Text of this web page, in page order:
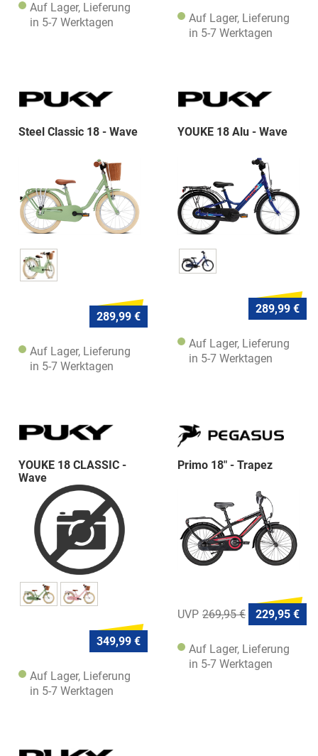
Auf Lager, Lieferung
in 5-7 Werktagen
Auf Lager, Lieferung
in 5-7 Werktagen
Steel Classic 18 - Wave
289,99 €
Auf Lager, Lieferung
in 5-7 Werktagen
YOUKE 18 Alu - Wave
289,99 €
Auf Lager, Lieferung
in 5-7 Werktagen
YOUKE 18 CLASSIC -
Wave
349,99 €
Auf Lager, Lieferung
in 5-7 Werktagen
Primo 18" - Trapez
269,95 € 229,95 €
Auf Lager, Lieferung
in 5-7 Werktagen